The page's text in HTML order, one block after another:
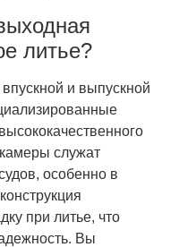
литье?
и выпускной
служат
особенно в
при литье, что
Вы